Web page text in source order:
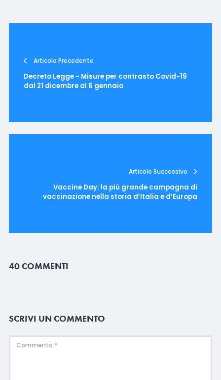
Articolo Precedente
Decreto Legge - Misure per contrasto Covid-19
dal 21 dicembre al 6 gennaio
Articolo Successivo
Vaccine Day: la più grande campagna di
vaccinazione nella storia d’Italia e d’Europa
40 COMMENTI
SCRIVI UN COMMENTO